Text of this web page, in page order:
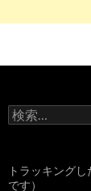
師求人EX
検
索
トラッキング
です）